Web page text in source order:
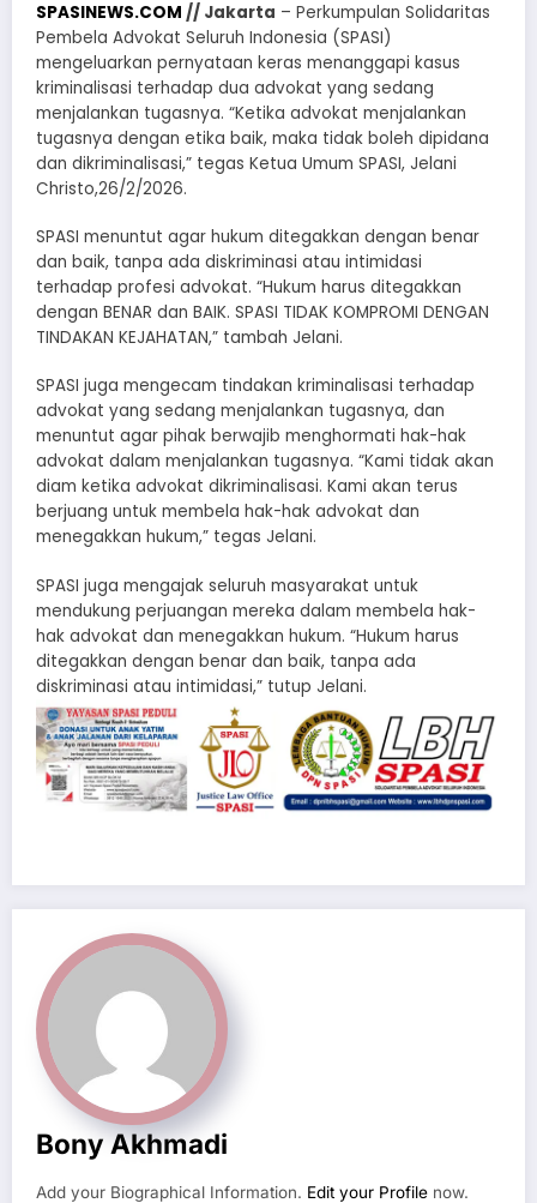
SPASINEWS.COM // Jakarta – Perkumpulan Solidaritas
Pembela Advokat Seluruh Indonesia (SPASI)
mengeluarkan pernyataan keras menanggapi kasus
kriminalisasi terhadap dua advokat yang sedang
menjalankan tugasnya. “Ketika advokat menjalankan
tugasnya dengan etika baik, maka tidak boleh dipidana
dan dikriminalisasi,” tegas Ketua Umum SPASI, Jelani
Christo,26/2/2026.
SPASI menuntut agar hukum ditegakkan dengan benar
dan baik, tanpa ada diskriminasi atau intimidasi
terhadap profesi advokat. “Hukum harus ditegakkan
dengan BENAR dan BAIK. SPASI TIDAK KOMPROMI DENGAN
TINDAKAN KEJAHATAN,” tambah Jelani.
SPASI juga mengecam tindakan kriminalisasi terhadap
advokat yang sedang menjalankan tugasnya, dan
menuntut agar pihak berwajib menghormati hak-hak
advokat dalam menjalankan tugasnya. “Kami tidak akan
diam ketika advokat dikriminalisasi. Kami akan terus
berjuang untuk membela hak-hak advokat dan
menegakkan hukum,” tegas Jelani.
SPASI juga mengajak seluruh masyarakat untuk
mendukung perjuangan mereka dalam membela hak-
hak advokat dan menegakkan hukum. “Hukum harus
ditegakkan dengan benar dan baik, tanpa ada
diskriminasi atau intimidasi,” tutup Jelani.
Bony Akhmadi
Add your Biographical Information. Edit your Profile now.